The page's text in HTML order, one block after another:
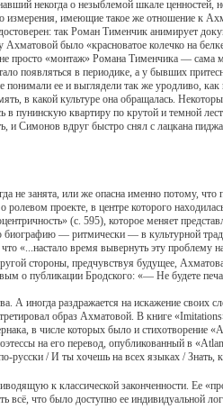
некогда о незыблемой шкале ценностей,
измерения, имеющие такое же отношение к
так Роман Тименчик анимирует
было «красноватое колечко на
просто «монтаж» Романа Тименчика — сама
появляться в периодике, а у бывших
ее и выглядели так же уродливо, как
в какой культуре она обращалась.
пунинскую квартиру по крутой и темной
Симонов вдруг быстро снял с лацкана
занята, или же опасна именно потому, что
проекте, в центре которого
(с. 595), которое меняет
биографию — ритмически — в культурной
время вывернуть эту проблему
стороны, предчувствуя будущее,
о публикации Бродского: «— Не будете
А иногда раздражается на искажение своих
образ Ахматовой. В книге
в числе которых было и стихотворение
на его перевод, опубликованный в
русски / И ты хочешь на всех языках /
к классической законченности. Ее
всё, что было доступно ее индивидуальной